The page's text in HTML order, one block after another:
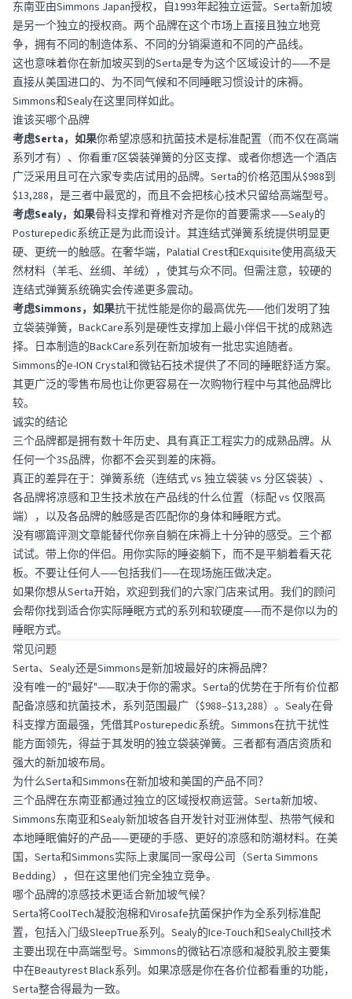
东南亚由Simmons Japan授权，自1993年起独立运营。Serta新加坡
是另一个独立的授权商。两个品牌在这个市场上直接且独立地竞
争，拥有不同的制造体系、不同的分销渠道和不同的产品线。
这也意味着你在新加坡买到的Serta是专为这个区域设计的——不是
直接从美国进口的、为不同气候和不同睡眠习惯设计的床褥。
Simmons和Sealy在这里同样如此。
谁该买哪个品牌
考虑Serta，如果你希望凉感和抗菌技术是标准配置（而不仅在高端
系列才有）、你看重7区袋装弹簧的分区支撑、或者你想选一个酒店
广泛采用且可在六家专卖店试用的品牌。Serta的价格范围从$988到
$13,288，是三者中最宽的，而且不会把核心技术只留给高端型号。
考虑Sealy，如果骨科支撑和脊椎对齐是你的首要需求——Sealy的
Posturepedic系统正是为此而设计。其连结式弹簧系统提供明显更
硬、更统一的触感。在奢华端，Palatial Crest和Exquisite使用高级天
然材料（羊毛、丝绸、羊绒），使其与众不同。但需注意，较硬的
连结式弹簧系统确实会传递更多震动。
考虑Simmons，如果抗干扰性能是你的最高优先——他们发明了独
立袋装弹簧，BackCare系列是硬性支撑加上最小伴侣干扰的成熟选
择。日本制造的BackCare系列在新加坡有一批忠实追随者。
Simmons的e-ION Crystal和微钻石技术提供了不同的睡眠舒适方案。
其更广泛的零售布局也让你更容易在一次购物行程中与其他品牌比
较。
诚实的结论
三个品牌都是拥有数十年历史、具有真正工程实力的成熟品牌。从
任何一个3S品牌，你都不会买到差的床褥。
真正的差异在于：弹簧系统（连结式 vs 独立袋装 vs 分区袋装）、
各品牌将凉感和卫生技术放在产品线的什么位置（标配 vs 仅限高
端），以及各品牌的触感是否匹配你的身体和睡眠方式。
没有哪篇评测文章能替代你亲自躺在床褥上十分钟的感受。三个都
试试。带上你的伴侣。用你实际的睡姿躺下，而不是平躺着看天花
板。不要让任何人——包括我们——在现场施压做决定。
如果你想从Serta开始，欢迎到我们的六家门店来试用。我们的顾问
会帮你找到适合你实际睡眠方式的系列和软硬度——而不是你以为的
睡眠方式。
常见问题
Serta、Sealy还是Simmons是新加坡最好的床褥品牌？
没有唯一的"最好"——取决于你的需求。Serta的优势在于所有价位都
配备凉感和抗菌技术，系列范围最广（$988–$13,288）。Sealy在骨
科支撑方面最强，凭借其Posturepedic系统。Simmons在抗干扰性
能方面领先，得益于其发明的独立袋装弹簧。三者都有酒店资质和
强大的新加坡布局。
为什么Serta和Simmons在新加坡和美国的产品不同？
三个品牌在东南亚都通过独立的区域授权商运营。Serta新加坡、
Simmons东南亚和Sealy新加坡各自开发针对亚洲体型、热带气候和
本地睡眠偏好的产品——更硬的手感、更好的凉感和防潮材料。在美
国，Serta和Simmons实际上隶属同一家母公司（Serta Simmons
Bedding），但在这里他们完全独立竞争。
哪个品牌的凉感技术更适合新加坡气候？
Serta将CoolTech凝胶泡棉和Virosafe抗菌保护作为全系列标准配
置，包括入门级SleepTrue系列。Sealy的Ice-Touch和SealyChill技术
主要出现在中高端型号。Simmons的微钻石凉感和凝胶乳胶主要集
中在Beautyrest Black系列。如果凉感是你在各价位都看重的功能，
Serta整合得最为一致。